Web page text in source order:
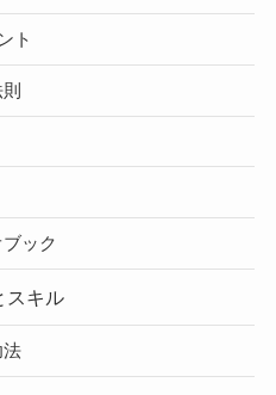
ト
ック
スキル
法